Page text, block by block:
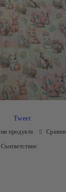
Tweet
продукта Сравни